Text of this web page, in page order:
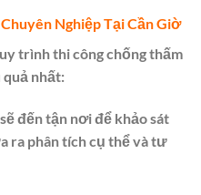
Nghiệp Tại Cần Giờ
trình thi công chống thấm
quả nhất:
đến tận nơi để khảo sát
ra phân tích cụ thể và tư